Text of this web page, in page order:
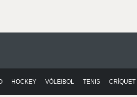
HOCKEY VÓLEIBOL TENIS CRÍQUET